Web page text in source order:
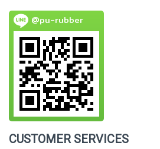
@pu-rubber
CUSTOMER SERVICES